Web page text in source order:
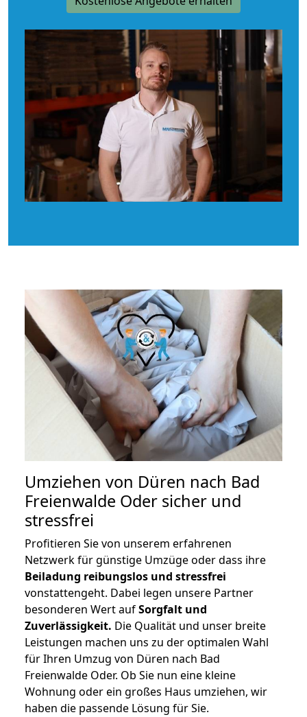
Umziehen von Düren nach Bad
Freienwalde Oder sicher und
stressfrei
Profitieren Sie von unserem erfahrenen
Netzwerk für günstige Umzüge oder dass ihre
Beiladung reibungslos und stressfrei
vonstattengeht. Dabei legen unsere Partner
besonderen Wert aufSorgfalt und
Zuverlässigkeit. Die Qualität und unser breite
Leistungen machen uns zu der optimalen Wahl
für Ihren Umzug von Düren nach Bad
Freienwalde Oder. Ob Sie nun eine kleine
Wohnung oder ein großes Haus umziehen, wir
haben die passende Lösung für Sie.